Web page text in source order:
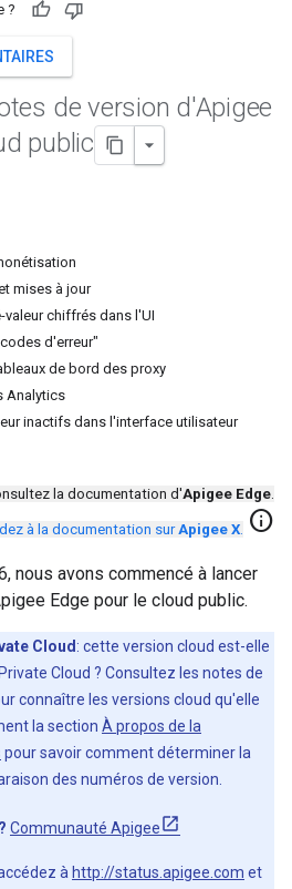
?
de version d'Apigee
public
mises à jour
chiffrés dans l'UI
d'erreur"
de bord des proxy
Analytics
inactifs dans l'interface utilisateur
la documentation d'Apigee Edge.
à la documentation surApigee X. info
nous avons commencé à lancer
Edge pour le cloud public.
Cloud : cette version cloud est-elle
Cloud ? Consultez les notes de
connaître les versions cloud qu'elle
la section À propos de la
pour savoir comment déterminer la
des numéros de version.
Communauté Apigee
à http://status.apigee.com et